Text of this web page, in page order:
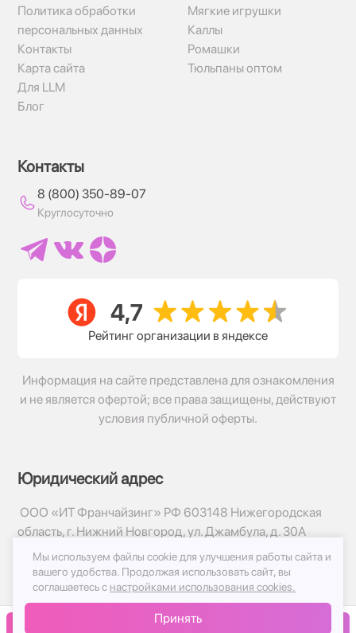
В корзину
Политика обработки
персональных данных
Контакты
Карта сайта
Для LLM
Блог
Мягкие игрушки
Каллы
Ромашки
Тюльпаны оптом
Контакты
8 (800) 350-89-07
Круглосуточно
Рейтинг организации в яндексе
Информация на сайте представлена для ознакомления
и не является офертой; все права защищены, действуют
условия публичной оферты.
Юридический адрес
ООО «ИТ Франчайзинг» РФ 603148 Нижегородская
область, г. Нижний Новгород, ул. Джамбула, д. 30А
© 2017-2026г, База Цветов 24.ру
Политика конфиденциальности
Публичная оферта
Мы используем файлы cookie для улучшения работы сайта и
вашего удобства. Продолжая использовать сайт, вы
соглашаетесь с настройками использования cookies.
Принять